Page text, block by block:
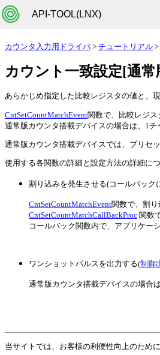
API-TOOL(LNX)
カウンタ入力用ドライバ> チュートリアル >
カウント一致設定[通常
あらかじめ指定した比較レジスタの値と、
CntSetCountMatchEvent関数で、比較レジス
通常版カウンタ搭載デバイスの場合は、1チ
通常版カウンタ搭載デバイスでは、プリセ
使用する各関数の詳細と設定方法の詳細につ
割り込みを発生させる(コールバック
CntSetCountMatchEvent関数で、割り
CntSetCountMatchCallBackProc 関数
コールバック関数内で、アプリケー
ワンショットパルスを出力する(制御
通常版カウンタ搭載デバイスの場合は
当サイトでは、お客様の利便性向上のため